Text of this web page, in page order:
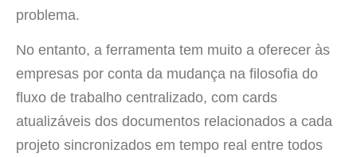
problema.
No entanto, a ferramenta tem muito a oferecer às
empresas por conta da mudança na filosofia do
fluxo de trabalho centralizado, com cards
atualizáveis dos documentos relacionados a cada
projeto sincronizados em tempo real entre todos